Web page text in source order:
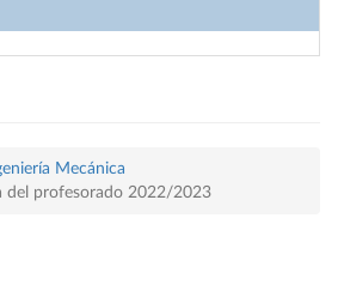
Mecánica
del profesorado 2022/2023